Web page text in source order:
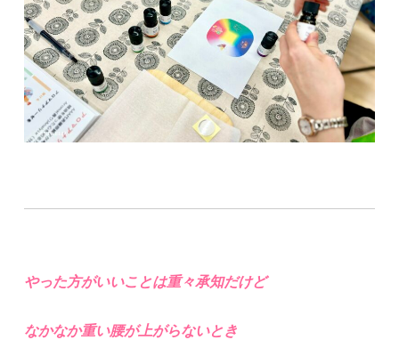
やった方がいいことは重々承知だけど
なかなか重い腰が上がらないとき